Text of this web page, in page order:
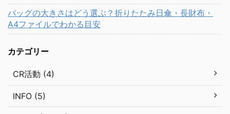
バッグの大きさはどう選ぶ？折りたたみ日傘・長財布・
A4ファイルでわかる目安
カテゴリー
CR活動 (4)
INFO (5)